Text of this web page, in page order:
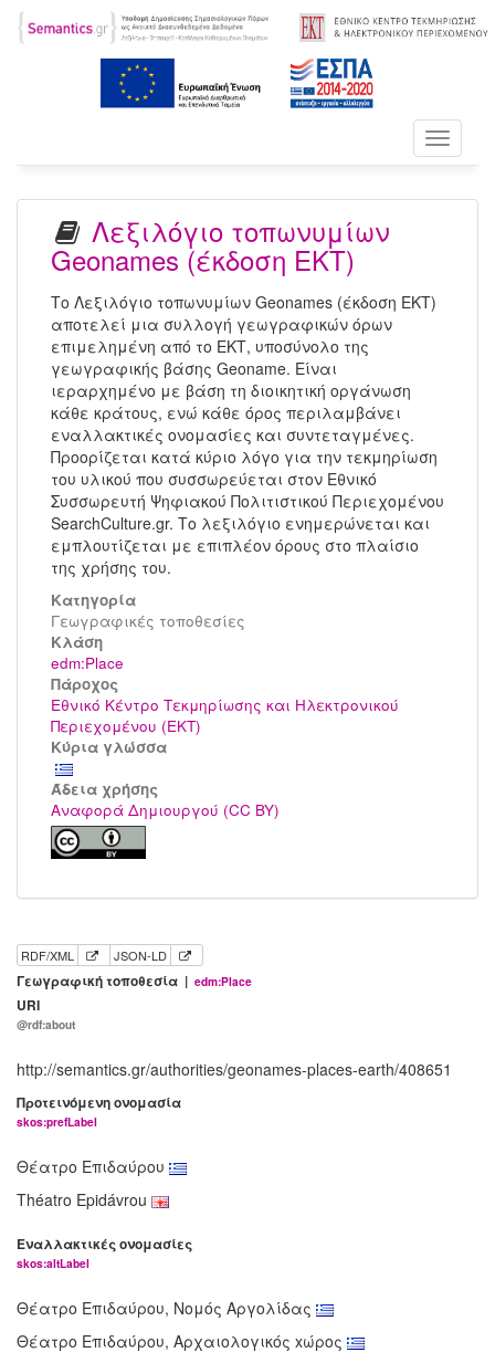
Toggle
Λεξιλόγιο τοπωνυμίων
Geonames (έκδοση ΕΚΤ)
Το Λεξιλόγιο τοπωνυμίων Geonames (έκδοση ΕΚΤ)
αποτελεί μια συλλογή γεωγραφικών όρων
επιμελημένη από το ΕΚΤ, υποσύνολο της
γεωγραφικής βάσης Geoname. Είναι
ιεραρχημένο με βάση τη διοικητική οργάνωση
κάθε κράτους, ενώ κάθε όρος περιλαμβάνει
εναλλακτικές ονομασίες και συντεταγμένες.
Προορίζεται κατά κύριο λόγο για την τεκμηρίωση
του υλικού που συσσωρεύεται στον Εθνικό
Συσσωρευτή Ψηφιακού Πολιτιστικού Περιεχομένου
SearchCulture.gr. Το λεξιλόγιο ενημερώνεται και
εμπλουτίζεται με επιπλέον όρους στο πλαίσιο
της χρήσης του.
Κατηγορία
Γεωγραφικές τοποθεσίες
Kλάση
edm:Place
Πάροχος
Εθνικό Κέντρο Τεκμηρίωσης και Ηλεκτρονικού
Περιεχομένου (ΕΚΤ)
Κύρια γλώσσα
Άδεια χρήσης
Αναφορά Δημιουργού (CC BY)
RDF/XML JSON-LD
Γεωγραφική τοποθεσία | edm:Place
URI
@rdf:about
http://semantics.gr/authorities/geonames-places-earth/408651
Προτεινόμενη ονομασία
skos:prefLabel
Θέατρο Επιδαύρου
Théatro Epidávrou
Εναλλακτικές ονομασίες
skos:altLabel
Θέατρο Επιδαύρου, Νομός Αργολίδας
Θέατρο Επιδαύρου, Αρχαιολογικός xώρος